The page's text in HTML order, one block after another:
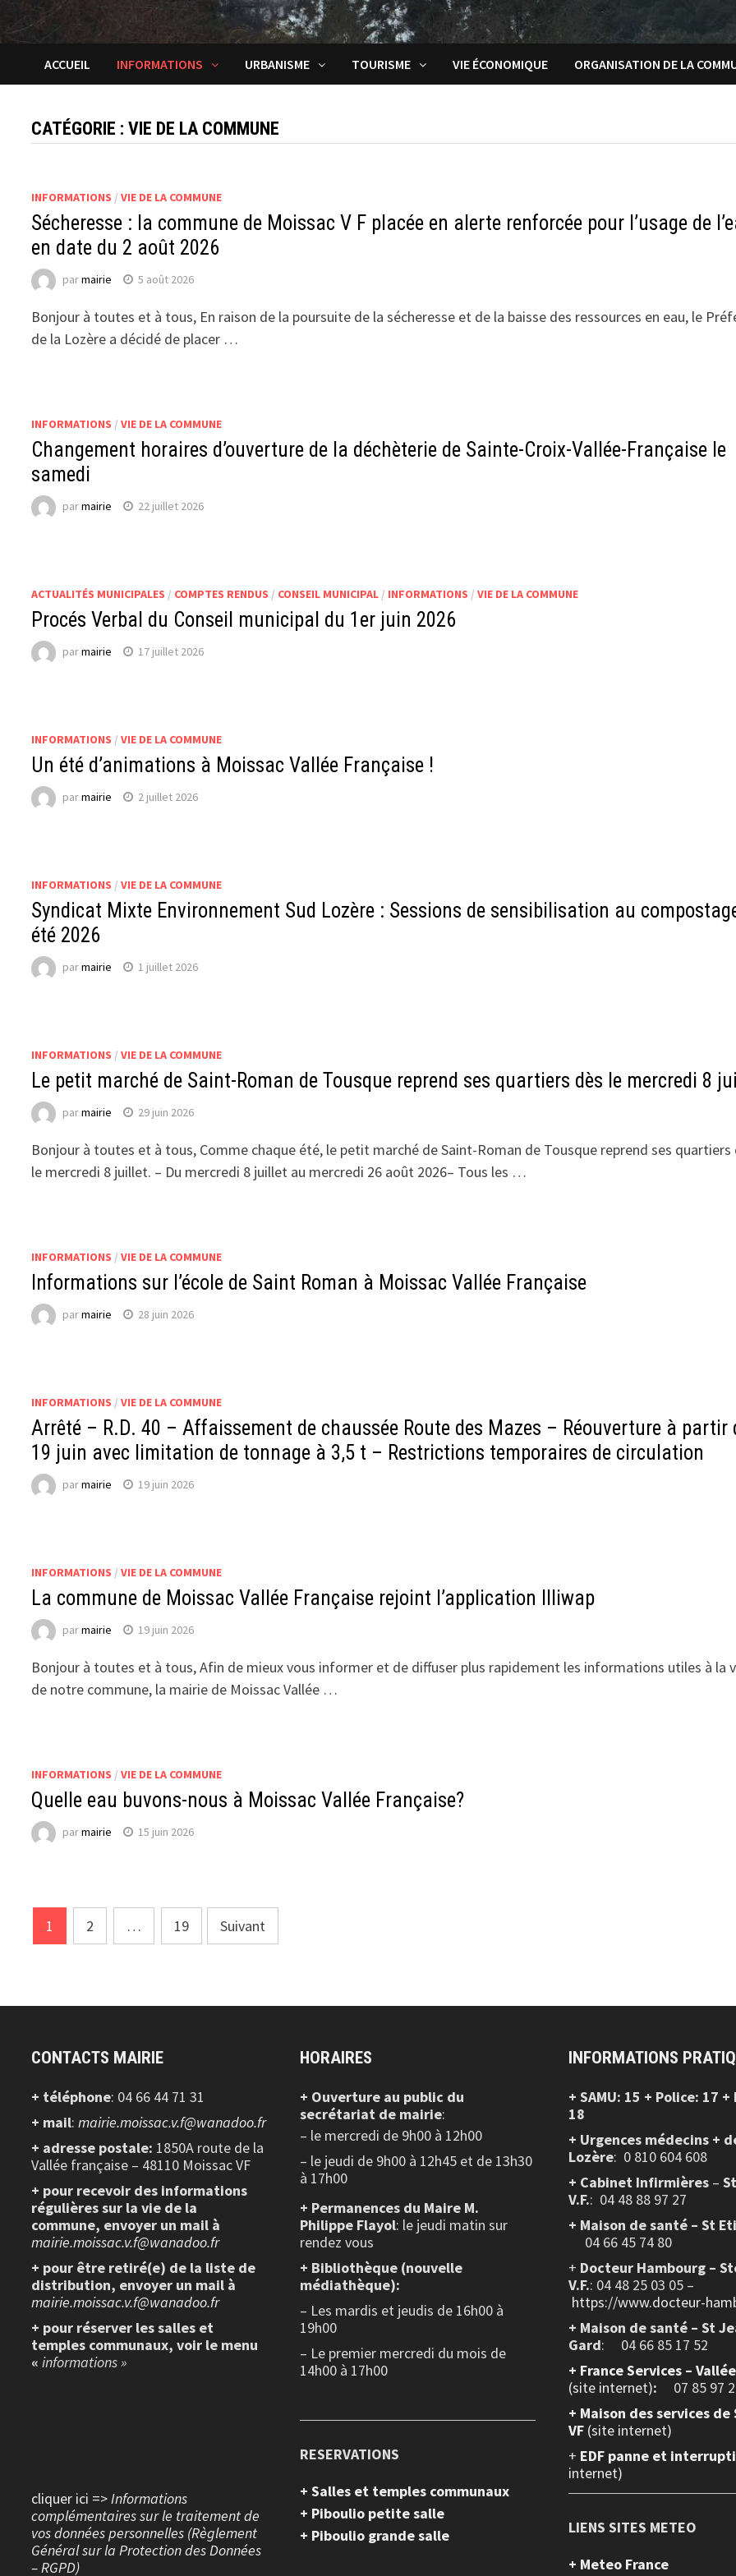
ACCUEIL INFORMATIONS URBANISME TOURISME VIE ÉCONOMIQUE ORGANISATION DE LA
CATÉGORIE : VIE DE LA COMMUNE
INFORMATIONS /VIE DE LA COMMUNE
Sécheresse : la commune de Moissac V F placée en alerte renforcée pour l’usage de
en date du 2 août 2026
parmairie 5 août 2026
Bonjour à toutes et à tous, En raison de la poursuite de la sécheresse et de la baisse des ressources en eau, le
de la Lozère a décidé de placer …
INFORMATIONS /VIE DE LA COMMUNE
Changement horaires d’ouverture de la déchèterie de Sainte-Croix-Vallée-Française le
samedi
parmairie 22 juillet 2026
ACTUALITÉS MUNICIPALES / COMPTES RENDUS / CONSEIL MUNICIPAL / INFORMATIONS /VIE DE LA COMMUNE
Procés Verbal du Conseil municipal du 1er juin 2026
parmairie 17 juillet 2026
INFORMATIONS /VIE DE LA COMMUNE
Un été d’animations à Moissac Vallée Française !
parmairie 2 juillet 2026
INFORMATIONS /VIE DE LA COMMUNE
Syndicat Mixte Environnement Sud Lozère : Sessions de sensibilisation au
été 2026
parmairie 1 juillet 2026
INFORMATIONS /VIE DE LA COMMUNE
Le petit marché de Saint-Roman de Tousque reprend ses quartiers dès le mercredi 8
parmairie 29 juin 2026
Bonjour à toutes et à tous, Comme chaque été, le petit marché de Saint-Roman de Tousque reprend ses quartiers
le mercredi 8 juillet. – Du mercredi 8 juillet au mercredi 26 août 2026– Tous les …
INFORMATIONS /VIE DE LA COMMUNE
Informations sur l’école de Saint Roman à Moissac Vallée Française
parmairie 28 juin 2026
INFORMATIONS /VIE DE LA COMMUNE
Arrêté – R.D. 40 – Affaissement de chaussée Route des Mazes – Réouverture à partir
19 juin avec limitation de tonnage à 3,5 t – Restrictions temporaires de circulation
parmairie 19 juin 2026
INFORMATIONS /VIE DE LA COMMUNE
La commune de Moissac Vallée Française rejoint l’application Illiwap
parmairie 19 juin 2026
Bonjour à toutes et à tous, Afin de mieux vous informer et de diffuser plus rapidement les informations utiles à la
de notre commune, la mairie de Moissac Vallée …
INFORMATIONS /VIE DE LA COMMUNE
Quelle eau buvons-nous à Moissac Vallée Française?
parmairie 15 juin 2026
Navigation
des
1 2 … 19 Suivant
CONTACTS MAIRIE
+ téléphone: 04 66 44 71 31
+ mail:mairie.moissac.v.f@wanadoo.fr
+ adresse postale: 1850A route de la
Vallée française – 48110 Moissac VF
+ pour recevoir des informations
régulières sur la vie de la
commune, envoyer un mail à
mairie.moissac.v.f@wanadoo.fr
+ pour être retiré(e) de la liste de
distribution, envoyer un mail à
mairie.moissac.v.f@wanadoo.fr
+ pour réserver les salles et
temples communaux, voir le menu
«informations »
cliquer ici =>Informations
complémentaires sur le traitement de
vos données personnelles (Règlement
Général sur la Protection des Données
– RGPD)
HORAIRES
+ Ouverture au public du
secrétariat de mairie:
– le mercredi de 9h00 à 12h00
– le jeudi de 9h00 à 12h45 et de 13h30
à 17h00
+ Permanences du Maire M.
Philippe Flayol: le jeudi matin sur
rendez vous
+ Bibliothèque (nouvelle
médiathèque):
– Les mardis et jeudis de 16h00 à
19h00
– Le premier mercredi du mois de
14h00 à 17h00
RESERVATIONS
+ Salles et temples communaux
+ Piboulio petite salle
+ Piboulio grande salle
INFORMATIONS
+ SAMU: 15 + Police: 17
18
+ Urgences médecins +
Lozère: 0 810 604 608
+ Cabinet Infirmières–
V.F.: 04 48 88 97 27
+ Maison de santé – St
04 66 45 74 80
+ Docteur Hambourg –
V.F.: 04 48 25 03 05 –
https://www.docteur-
+ Maison de santé – St
Gard: 04 66 85 17 52
+ France Services –
(site internet):
07 85 97
+ Maison des services
VF (site internet)
+ EDF panne et
internet)
LIENS SITES METEO
+ Meteo France